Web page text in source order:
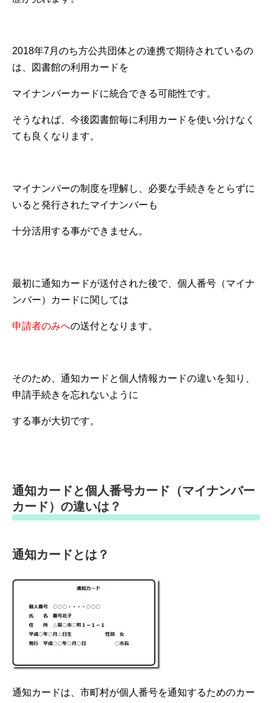
2018年7月のち方公共団体との連携で期待されているの
は、図書館の利用カードを
マイナンバーカードに統合できる可能性です。
そうなれば、今後図書館毎に利用カードを使い分けなく
ても良くなります。
マイナンバーの制度を理解し、必要な手続きをとらずに
いると発行されたマイナンバーも
十分活用する事ができません。
最初に通知カードが送付された後で、個人番号（マイナ
ンバー）カードに関しては
申請者のみへの送付となります。
そのため、通知カードと個人情報カードの違いを知り、
申請手続きを忘れないように
する事が大切です。
通知カードと個人番号カード（マイナンバー
カード）の違いは？
通知カードとは？
通知カードは、市町村が個人番号を通知するためのカー